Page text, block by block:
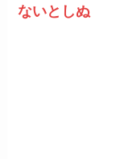
ないとしぬ